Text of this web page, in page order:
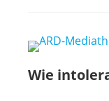
Wie